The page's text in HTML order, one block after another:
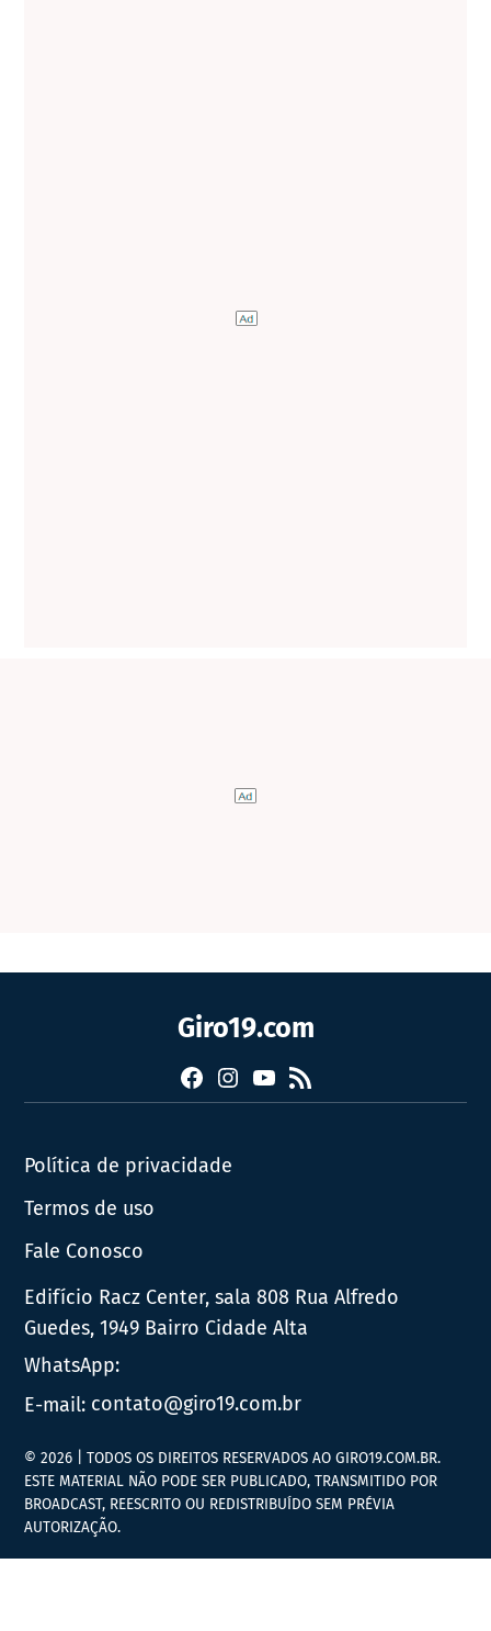
Giro19.com
FacebookInstagram
YouTube
RSS
Política de privacidade
Termos de uso
Fale Conosco
Edifício Racz Center, sala 808 Rua Alfredo
Guedes, 1949 Bairro Cidade Alta
WhatsApp:
E-mail: contato@giro19.com.br
© 2026 | TODOS OS DIREITOS RESERVADOS AO GIRO19.COM.BR.
ESTE MATERIAL NÃO PODE SER PUBLICADO, TRANSMITIDO POR
BROADCAST, REESCRITO OU REDISTRIBUÍDO SEM PRÉVIA
AUTORIZAÇÃO.